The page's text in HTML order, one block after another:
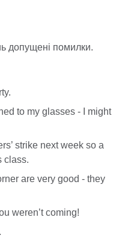
допущені помилки.
to my glasses - I might
strike next week so a
class.
are very good - they
weren’t coming!